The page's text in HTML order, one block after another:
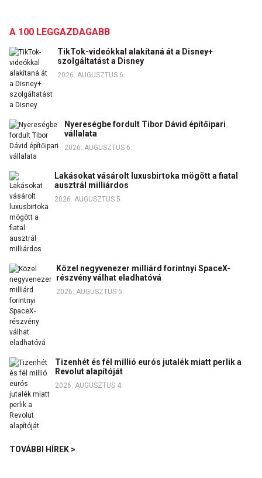
A 100 LEGGAZDAGABB
TikTok-videókkal alakítaná át a Disney+
szolgáltatást a Disney
2026. AUGUSZTUS 6.
Nyereségbe fordult Tibor Dávid építőipari
vállalata
2026. AUGUSZTUS 6.
Lakásokat vásárolt luxusbirtoka mögött a fiatal
ausztrál milliárdos
2026. AUGUSZTUS 5.
Közel negyvenezer milliárd forintnyi SpaceX-
részvény válhat eladhatóvá
2026. AUGUSZTUS 5.
Tizenhét és fél millió eurós jutalék miatt perlik a
Revolut alapítóját
2026. AUGUSZTUS 4.
TOVÁBBI HÍREK >